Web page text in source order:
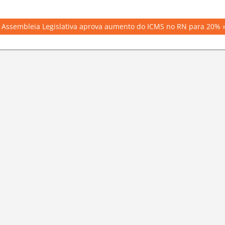
Next
Post:
Assembleia Legislativa aprova aumento do ICMS no RN para 20%